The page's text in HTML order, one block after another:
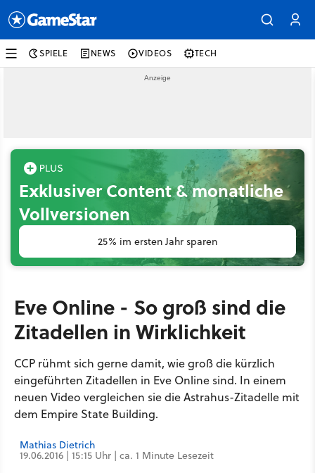
SPIELE NEWS VIDEOS TECH
Exklusiver Content & monatliche
Vollversionen
25% im ersten Jahr sparen
Eve Online - So groß sind die
Zitadellen in Wirklichkeit
CCP rühmt sich gerne damit, wie groß die kürzlich
eingeführten Zitadellen in Eve Online sind. In einem
neuen Video vergleichen sie die Astrahus-Zitadelle mit
dem Empire State Building.
Mathias Dietrich
19.06.2016 | 15:15 Uhr | ca. 1 Minute Lesezeit